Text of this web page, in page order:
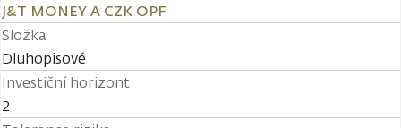
J&T MONEY A CZK OPF
Složka
Dluhopisové
Investiční horizont
2